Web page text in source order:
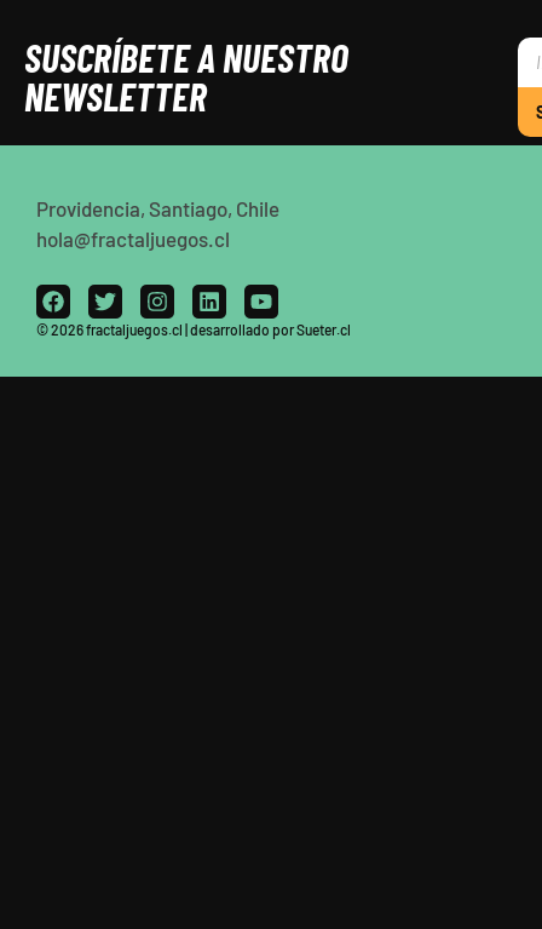
SUSCRÍBETE A NUESTRO
NEWSLETTER
Providencia, Santiago, Chile
hola@fractaljuegos.cl
© 2026 fractaljuegos.cl | desarrollado por Sueter.cl